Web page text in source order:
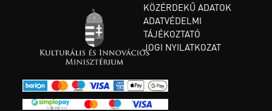
KÖZÉRDEKŰ ADATOK
ADATVÉDELMI
TÁJÉKOZTATÓ
JOGI NYILATKOZAT